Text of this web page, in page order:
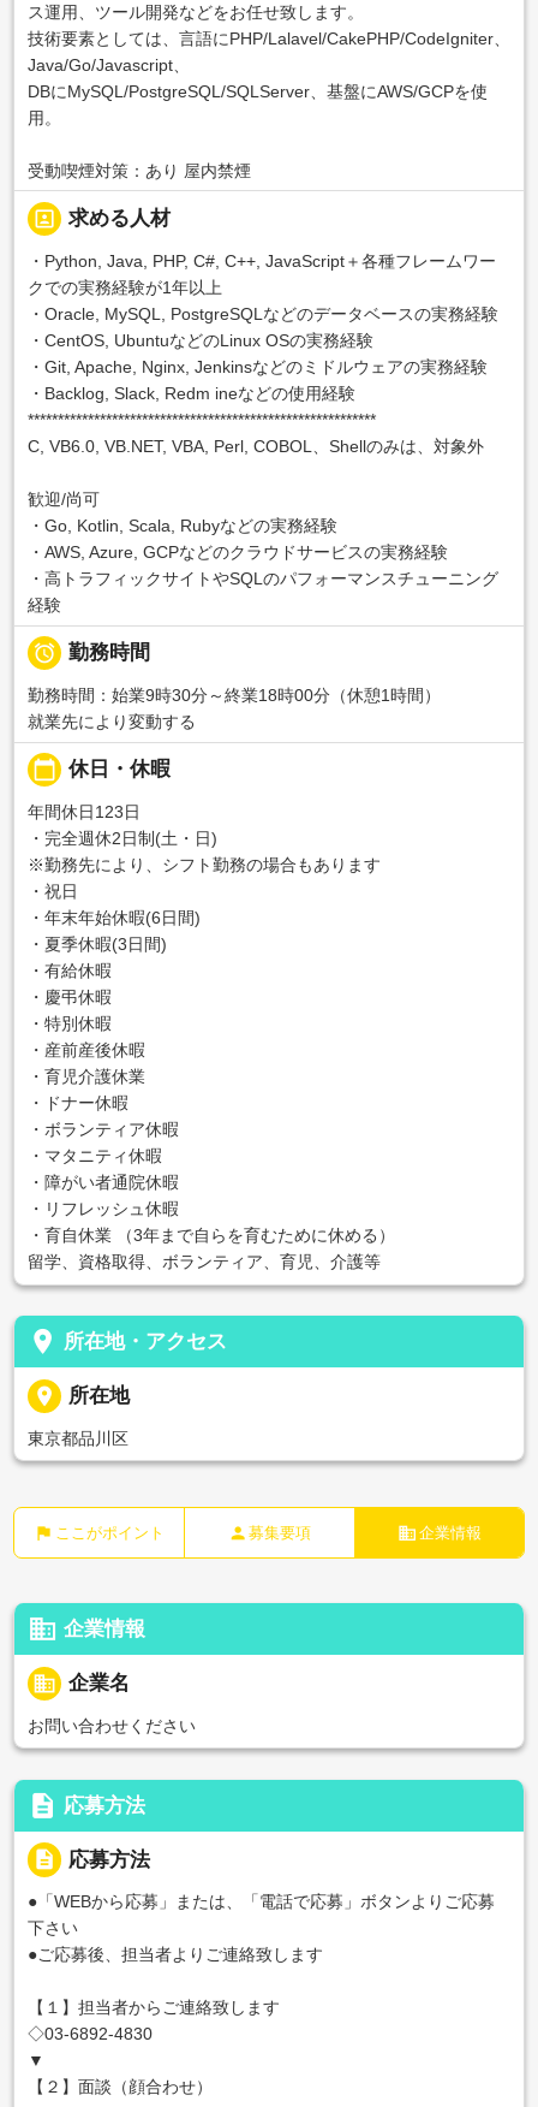
ス運用、ツール開発などをお任せ致します。
技術要素としては、言語にPHP/Lalavel/CakePHP/CodeIgniter、
Java/Go/Javascript、
DBにMySQL/PostgreSQL/SQLServer、基盤にAWS/GCPを使
用。
受動喫煙対策：あり 屋内禁煙
portrait 求める人材
・Python, Java, PHP, C#, C++, JavaScript＋各種フレームワー
クでの実務経験が1年以上
・Oracle, MySQL, PostgreSQLなどのデータベースの実務経験
・CentOS, UbuntuなどのLinux OSの実務経験
・Git, Apache, Nginx, Jenkinsなどのミドルウェアの実務経験
・Backlog, Slack, Redm ineなどの使用経験
**********************************************************
C, VB6.0, VB.NET, VBA, Perl, COBOL、Shellのみは、対象外
歓迎/尚可
・Go, Kotlin, Scala, Rubyなどの実務経験
・AWS, Azure, GCPなどのクラウドサービスの実務経験
・高トラフィックサイトやSQLのパフォーマンスチューニング
経験
 勤務時間
勤務時間：始業9時30分～終業18時00分（休憩1時間）
就業先により変動する
calendar_today 休日・休暇
年間休日123日
・完全週休2日制(土・日)
※勤務先により、シフト勤務の場合もあります
・祝日
・年末年始休暇(6日間)
・夏季休暇(3日間)
・有給休暇
・慶弔休暇
・特別休暇
・産前産後休暇
・育児介護休業
・ドナー休暇
・ボランティア休暇
・マタニティ休暇
・障がい者通院休暇
・リフレッシュ休暇
・育自休業 （3年まで自らを育むために休める）
留学、資格取得、ボランティア、育児、介護等
place 所在地・アクセス
place 所在地
東京都品川区
flag ここがポイント person 募集要項 business 企業情報
business 企業情報
business 企業名
お問い合わせください
description 応募方法
description 応募方法
●「WEBから応募」または、「電話で応募」ボタンよりご応募
下さい
●ご応募後、担当者よりご連絡致します
【１】担当者からご連絡致します
◇03-6892-4830
▼
【２】面談（顔合わせ）